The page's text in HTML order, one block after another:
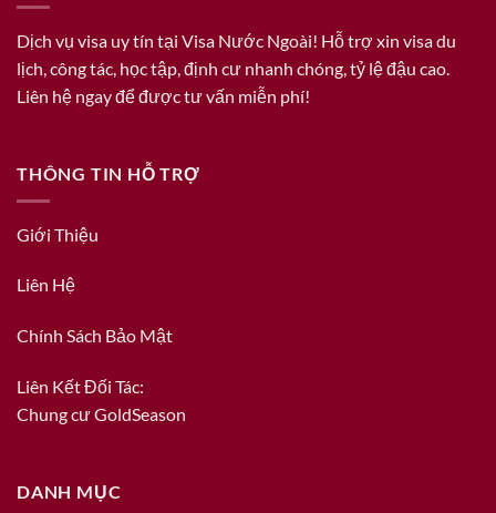
Dịch vụ visa uy tín tại Visa Nước Ngoài! Hỗ trợ xin visa du
lịch, công tác, học tập, định cư nhanh chóng, tỷ lệ đậu cao.
Liên hệ ngay để được tư vấn miễn phí!
THÔNG TIN HỖ TRỢ
Giới Thiệu
Liên Hệ
Chính Sách Bảo Mật
Liên Kết Đối Tác:
Chung cư GoldSeason
DANH MỤC